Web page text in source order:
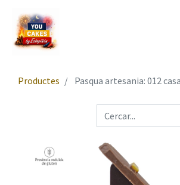
Productes Pasqua artesania: 012